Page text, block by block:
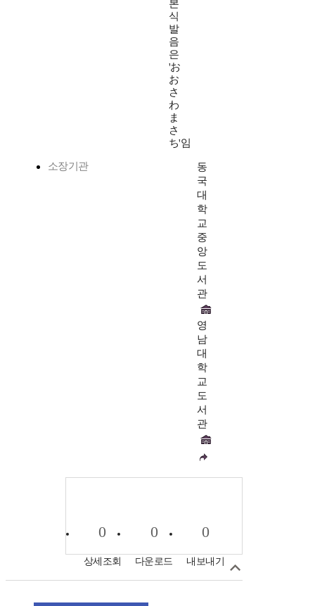
본
식
발
음
은
'お
お
さ
わ
ま
さ
ち'임
소장기관
동
국
대
학
교
중
앙
도
서
관
영
남
대
학
교
도
서
관
0
상세조회
0
다운로드
0
내보내기